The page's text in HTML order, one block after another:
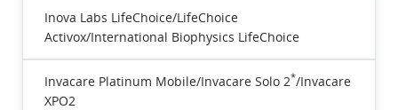
Inova Labs LifeChoice/LifeChoice
Activox/International Biophysics LifeChoice
Invacare Platinum Mobile/Invacare Solo 2*/Invacare
XPO2